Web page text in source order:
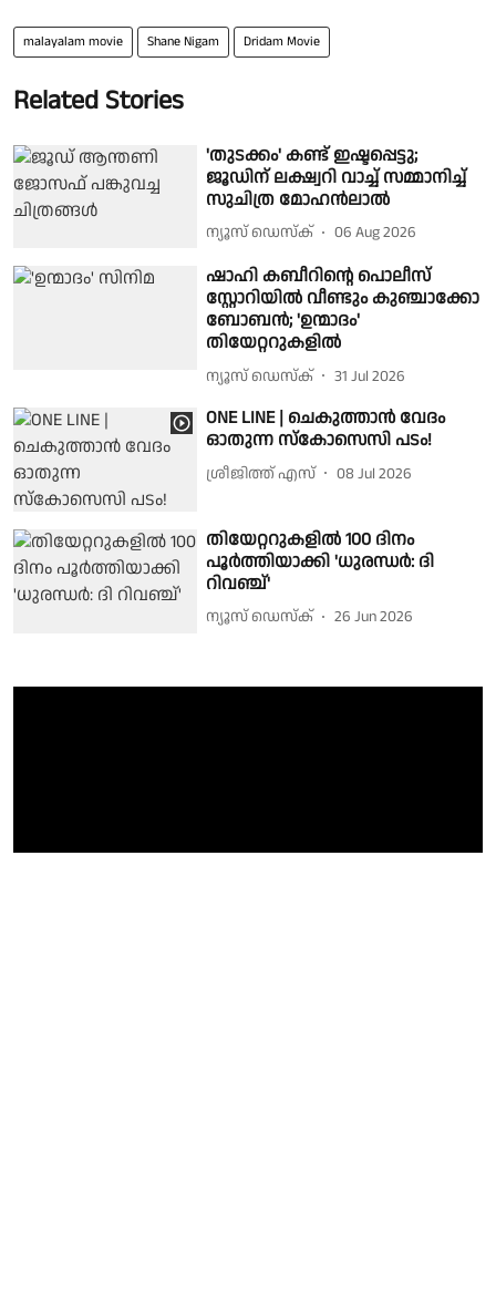
malayalam movie Shane Nigam Dridam Movie
Related Stories
'തുടക്കം' കണ്ട് ഇഷ്ടപ്പെട്ടു;
ജൂഡിന് ലക്ഷ്വറി വാച്ച് സമ്മാനിച്ച്
സുചിത്ര മോഹൻലാൽ
ന്യൂസ് ഡെസ്ക് 06 Aug 2026
ഷാഹി കബീറിന്റെ പൊലീസ്
സ്റ്റോറിയിൽ വീണ്ടും കുഞ്ചാക്കോ
ബോബൻ; 'ഉന്മാദം'
തിയേറ്ററുകളിൽ
ന്യൂസ് ഡെസ്ക് 31 Jul 2026
ONE LINE | ചെകുത്താൻ വേദം
ഓതുന്ന സ്കോസെസി പടം!
ശ്രീജിത്ത് എസ് 08 Jul 2026
തിയേറ്ററുകളിൽ 100 ദിനം
പൂർത്തിയാക്കി 'ധുരന്ധർ: ദി
റിവഞ്ച്'
ന്യൂസ് ഡെസ്ക് 26 Jun 2026